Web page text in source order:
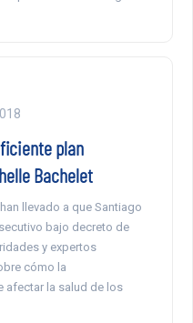
plan
Bachelet
llevado a que Santiago
bajo decreto de
y expertos
cómo la
afectar la salud de los